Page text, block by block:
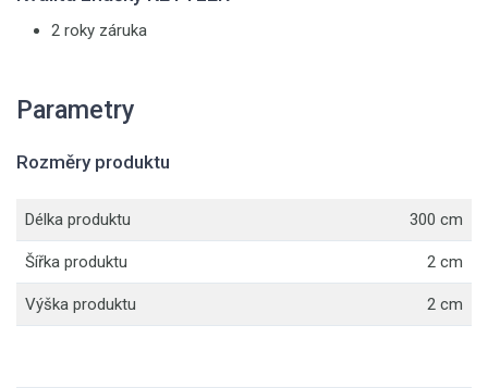
2 roky záruka
Parametry
Rozměry produktu
Délka produktu 300 cm
Šířka produktu 2 cm
Výška produktu 2 cm